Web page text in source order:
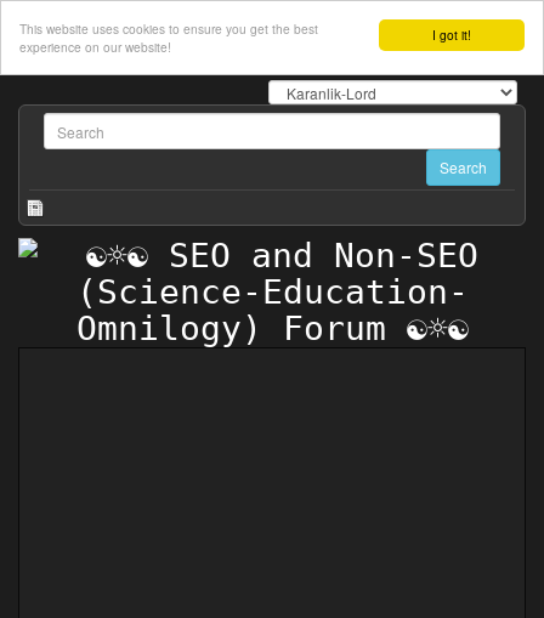
I got it!
This website uses cookies to ensure you get the best
experience on our website!